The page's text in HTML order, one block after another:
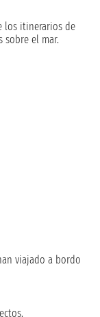
los itinerarios de
sobre el mar.
viajado a bordo